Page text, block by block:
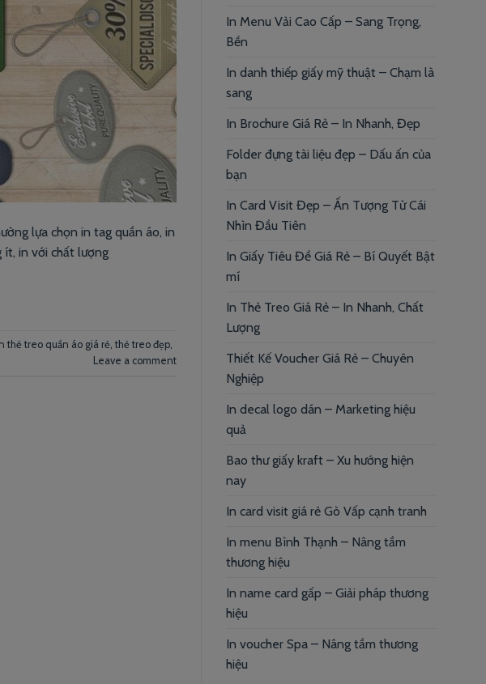
lựa chọn in tag quần áo, in
ít, in với chất lượng
thẻ treo quần áo giá rẻ thẻ treo đẹp
Leave a comment
In Menu Vải Cao Cấp – Sang Trọng,
Bền
In danh thiếp giấy mỹ thuật – Chạm là
sang
In Brochure Giá Rẻ – In Nhanh, Đẹp
Folder đựng tài liệu đẹp – Dấu ấn của
bạn
In Card Visit Đẹp – Ấn Tượng Từ Cái
Nhìn Đầu Tiên
In Giấy Tiêu Đề Giá Rẻ – Bí Quyết Bật
mí
In Thẻ Treo Giá Rẻ – In Nhanh, Chất
Lượng
Thiết Kế Voucher Giá Rẻ – Chuyên
Nghiệp
In decal logo dán – Marketing hiệu
quả
Bao thư giấy kraft – Xu hướng hiện
nay
In card visit giá rẻ Gò Vấp cạnh tranh
In menu Bình Thạnh – Nâng tầm
thương hiệu
In name card gấp – Giải pháp thương
hiệu
In voucher Spa – Nâng tầm thương
hiệu